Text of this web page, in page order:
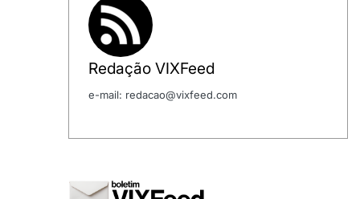
Redação VIXFeed
e-mail: redacao@vixfeed.com